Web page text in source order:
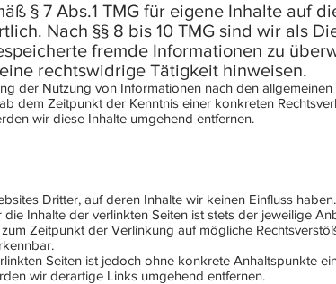
§ 7 Abs.1 TMG für eigene Inhalte auf
Nach §§ 8 bis 10 TMG sind wir als
fremde Informationen zu
rechtswidrige Tätigkeit hinweisen.
der Nutzung von Informationen nach den
dem Zeitpunkt der Kenntnis einer konkreten
wir diese Inhalte umgehend entfernen.
Dritter, auf deren Inhalte wir keinen Einfluss
Inhalte der verlinkten Seiten ist stets der jeweilige
Zeitpunkt der Verlinkung auf mögliche
Seiten ist jedoch ohne konkrete Anhaltspunkte
wir derartige Links umgehend entfernen.